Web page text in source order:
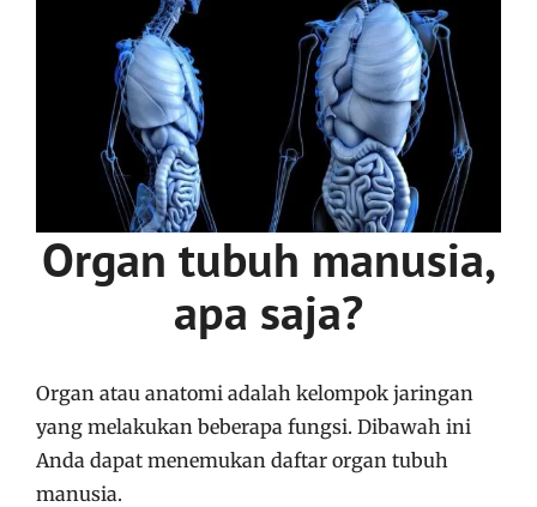
Organ tubuh manusia,
apa saja?
Organ atau anatomi adalah kelompok jaringan
yang melakukan beberapa fungsi. Dibawah ini
Anda dapat menemukan daftar organ tubuh
manusia.